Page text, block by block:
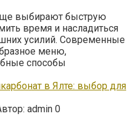
выбирают быструю
время и насладиться
усилий. Современные
меню,
способы
в Ялте: выбор для
admin 0